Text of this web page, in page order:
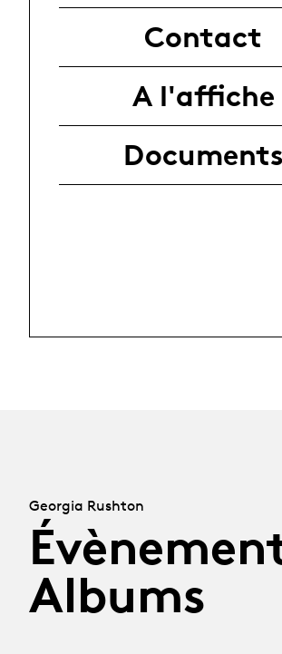
Contact
A l'affiche
Documents
Georgia Rushton
Albums